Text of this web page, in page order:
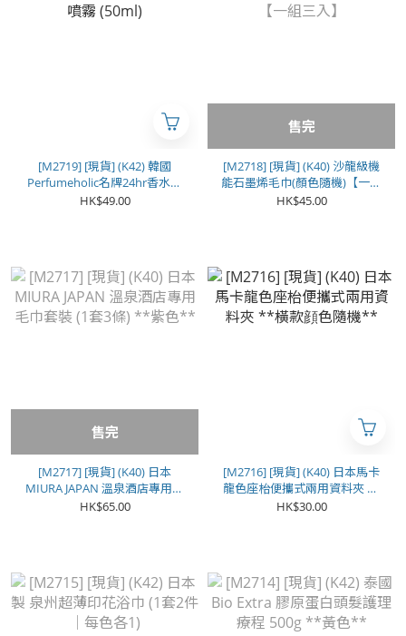
[M2719] [現貨] (K42) 韓國
Perfumeholic名牌24hr香水噴
霧 (50ml)
HK$49.00
售完
[M2718] [現貨] (K40) 沙龍級機
能石墨烯毛巾(顏色隨機)【一組
三入】
HK$45.00
售完
[M2717] [現貨] (K40) 日本
MIURA JAPAN 溫泉酒店專用毛
巾套裝 (1套3條) **紫色**
HK$65.00
[M2716] [現貨] (K40) 日本馬卡
龍色座枱便攜式兩用資料夾 **
橫款顔色隨機**
HK$30.00